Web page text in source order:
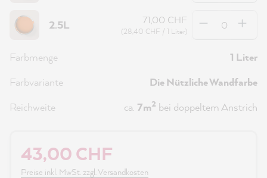
2.5L 71,00 CHF
(28,40 CHF / 1 Liter)
Farbmenge
1 Liter
Farbvariante
Die Nützliche Wandfarbe
Reichweite
ca. 7m2 bei doppeltem Anstrich
43,00 CHF
Preise inkl. MwSt. zzgl. Versandkosten